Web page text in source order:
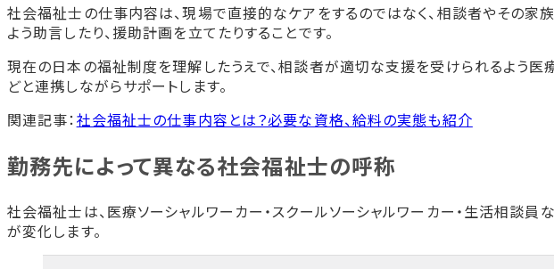
人の生活を直接支援できる
感謝の言葉や笑顔を見れる
さまざまな価値観に触れられる
社会に貢献している実感を得られる
共感力と傾聴力
忍耐力と学習意欲
社会福祉士を目指すなら首都医校・大阪医専・名古屋医専がおすすめ
社会福祉士の仕事内容は、現場で直接的なケアをするのではなく、相談者やその家
よう助言したり、援助計画を立てたりすることです。
現在の日本の福祉制度を理解したうえで、相談者が適切な支援を受けられるよう医
どと連携しながらサポートします。
関連記事：社会福祉士の仕事内容とは？必要な資格、給料の実態も紹介
勤務先によって異なる社会福祉士の呼称
社会福祉士は、医療ソーシャルワーカー・スクールソーシャルワーカー・生活相談員
が変化します。